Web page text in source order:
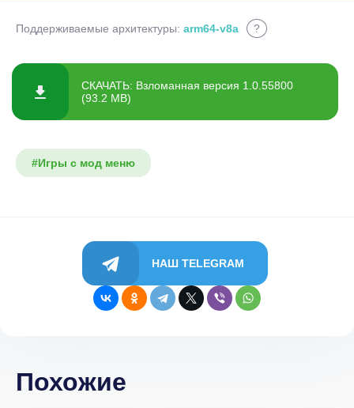
Поддерживаемые архитектуры: arm64-v8a ?
СКАЧАТЬ: Взломанная версия 1.0.55800
(93.2 MB)
#Игры с мод меню
НАШ TELEGRAM
Похожие